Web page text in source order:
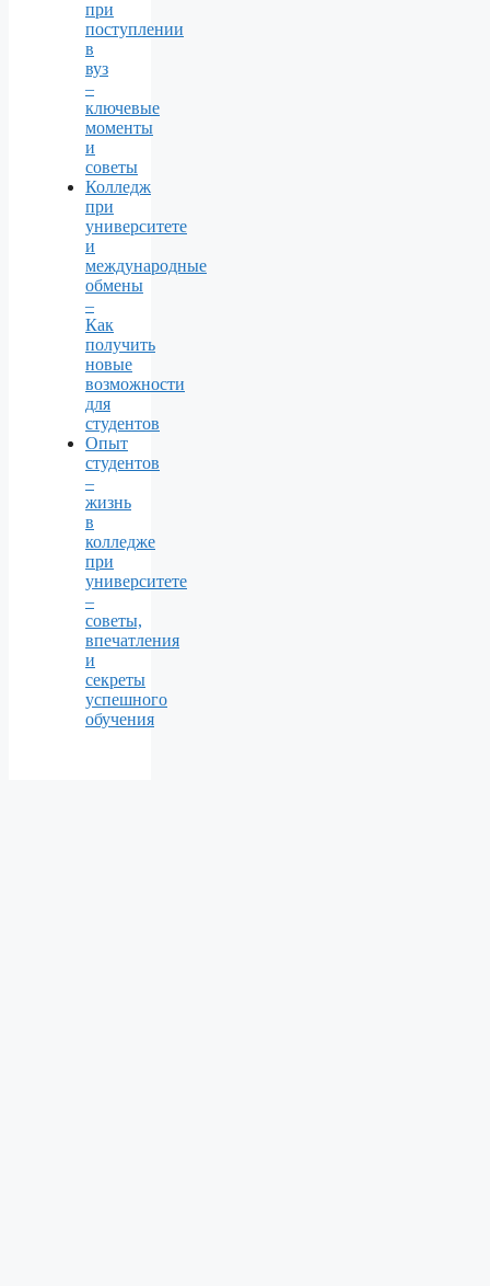
при
поступлении
в
вуз
–
ключевые
моменты
и
советы
Колледж
при
университете
и
международные
обмены
–
Как
получить
новые
возможности
для
студентов
Опыт
студентов
–
жизнь
в
колледже
при
университете
–
советы,
впечатления
и
секреты
успешного
обучения